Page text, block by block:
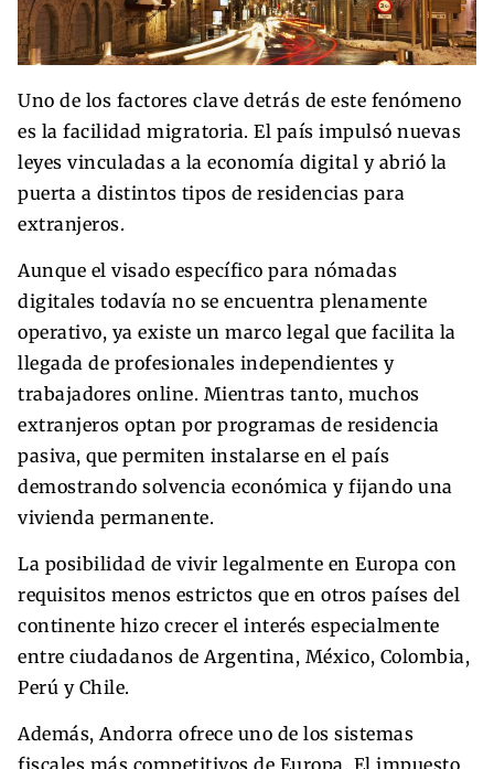
Uno de los factores clave detrás de este fenómeno
es la facilidad migratoria. El país impulsó nuevas
leyes vinculadas a la economía digital y abrió la
puerta a distintos tipos de residencias para
extranjeros.
Aunque el visado específico para nómadas
digitales todavía no se encuentra plenamente
operativo, ya existe un marco legal que facilita la
llegada de profesionales independientes y
trabajadores online. Mientras tanto, muchos
extranjeros optan por programas de residencia
pasiva, que permiten instalarse en el país
demostrando solvencia económica y fijando una
vivienda permanente.
La posibilidad de vivir legalmente en Europa con
requisitos menos estrictos que en otros países del
continente hizo crecer el interés especialmente
entre ciudadanos de Argentina, México, Colombia,
Perú y Chile.
Además, Andorra ofrece uno de los sistemas